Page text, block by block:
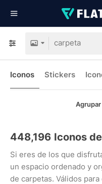
Iconos Stickers
448,196 Iconos
Si eres de los que
un espacio ordenado y
de carpetas. Válidos